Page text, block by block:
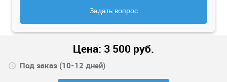
Задать вопрос
Цена: 3 500 руб.
Под заказ (10-12 дней)